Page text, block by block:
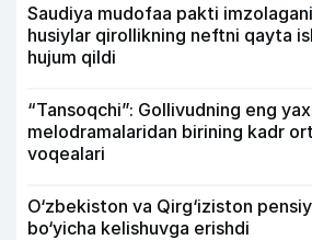
Saudiya mudofaa pakti
husiylar qirollikning neftni qayta
hujum qildi
“Tansoqchi”: Gollivudning eng
melodramalaridan birining kadr
voqealari
O‘zbekiston va Qirg‘iziston
bo‘yicha kelishuvga erishdi